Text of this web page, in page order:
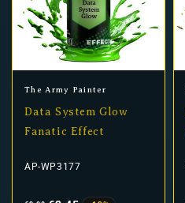
Anbieter:
The Army Painter
Data System Glow
Fanatic Effect
AP-WP3177
Preis